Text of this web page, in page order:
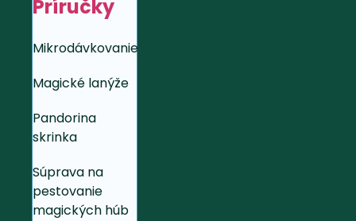
Príručky
Mikrodávkovanie
Magické lanýže
Pandorina
skrinka
Súprava na
pestovanie
magických húb